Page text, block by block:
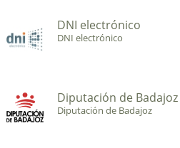
DNI electrónico
DNI electrónico
Diputación de Badajoz
Diputación de Badajoz